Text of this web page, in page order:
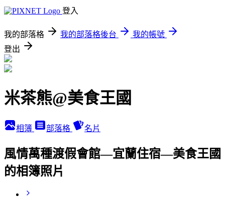
登入
我的部落格 我的部落格後台
我的帳號
登出
米茶熊@美食王國
相簿 部落格 名片
風情萬種渡假會館—宜蘭住宿—美食王國
的相簿照片